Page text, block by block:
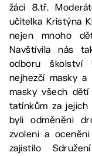
žáci 8.tř.
učitelka Kristýna
nejen mnoho
Navštívila nás
odboru školství
nejhezčí masky a
masky všech
tatínkům za jejich
byli odměněni
zvoleni a
zajistilo